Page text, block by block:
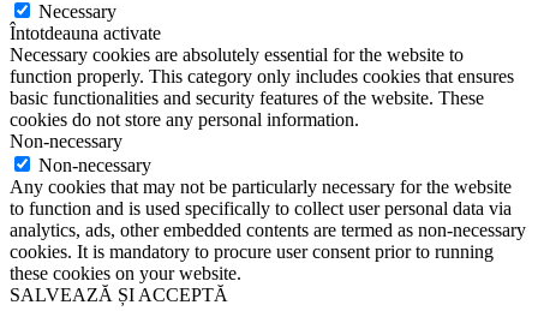
Necessary
Întotdeauna activate
Necessary cookies are absolutely essential for the website to
function properly. This category only includes cookies that ensures
basic functionalities and security features of the website. These
cookies do not store any personal information.
Non-necessary
Non-necessary
Any cookies that may not be particularly necessary for the website
to function and is used specifically to collect user personal data via
analytics, ads, other embedded contents are termed as non-necessary
cookies. It is mandatory to procure user consent prior to running
these cookies on your website.
SALVEAZĂ ȘI ACCEPTĂ